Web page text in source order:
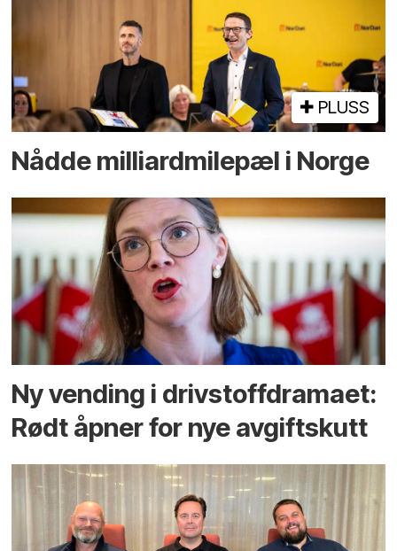
PLUSS
Nådde milliard­­milepæl i Norge
Ny vending i drivstoffdramaet:
Rødt åpner for nye avgiftskutt